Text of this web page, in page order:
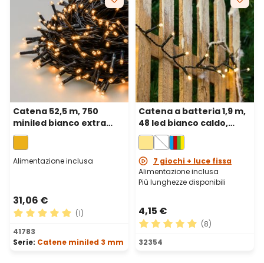
Catena 52,5 m, 750
miniled bianco extra
caldo, cavo verde
Alimentazione inclusa
31,06 €
Valutazione media di 5 su 5 stelle
(1)
41783
Serie: Catene miniled 3 mm
Catena a batteria 1,9 m,
48 led bianco caldo,
cavo verde
7 giochi + luce fissa
Alimentazione inclusa
Più lunghezze disponibili
4,15 €
Valutazione media di 4.88
(8)
32354